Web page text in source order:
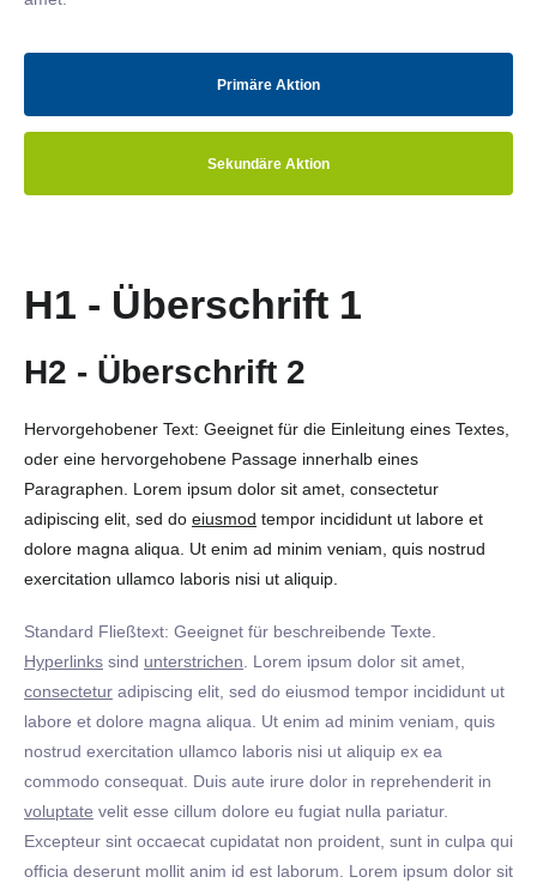
Primäre Aktion
Sekundäre Aktion
H1 - Überschrift 1
H2 - Überschrift 2
Hervorgehobener Text: Geeignet für die Einleitung eines Textes,
oder eine hervorgehobene Passage innerhalb eines
Paragraphen. Lorem ipsum dolor sit amet, consectetur
adipiscing elit, sed do eiusmod tempor incididunt ut labore et
dolore magna aliqua. Ut enim ad minim veniam, quis nostrud
exercitation ullamco laboris nisi ut aliquip.
Standard Fließtext: Geeignet für beschreibende Texte.
Hyperlinks sind unterstrichen. Lorem ipsum dolor sit amet,
consectetur adipiscing elit, sed do eiusmod tempor incididunt ut
labore et dolore magna aliqua. Ut enim ad minim veniam, quis
nostrud exercitation ullamco laboris nisi ut aliquip ex ea
commodo consequat. Duis aute irure dolor in reprehenderit in
voluptate velit esse cillum dolore eu fugiat nulla pariatur.
Excepteur sint occaecat cupidatat non proident, sunt in culpa qui
officia deserunt mollit anim id est laborum. Lorem ipsum dolor sit